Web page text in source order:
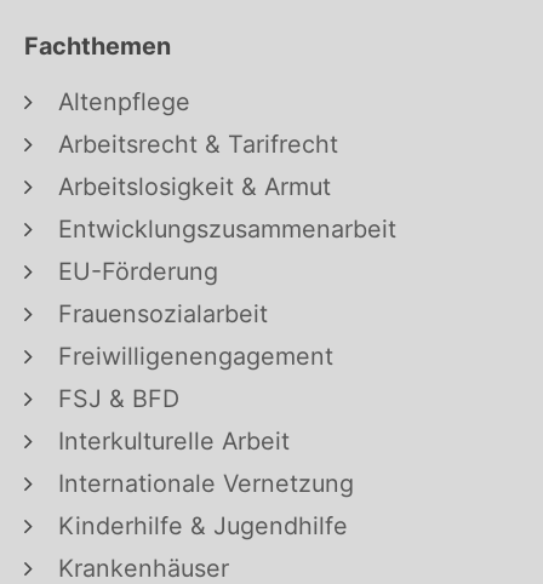
Fachthemen
Altenpflege
Arbeitsrecht & Tarifrecht
Arbeitslosigkeit & Armut
Entwicklungszusammenarbeit
EU-Förderung
Frauensozialarbeit
Freiwilligenengagement
FSJ & BFD
Interkulturelle Arbeit
Internationale Vernetzung
Kinderhilfe & Jugendhilfe
Krankenhäuser